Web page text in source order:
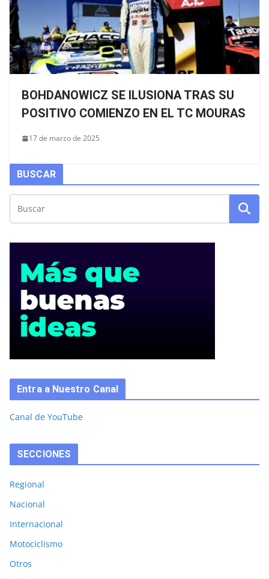
BOHDANOWICZ SE ILUSIONA TRAS SU
POSITIVO COMIENZO EN EL TC MOURAS
17 de marzo de 2025
BUSCAR
Entra a Nuestro Canal
Canal de YouTube
SECCIONES
Regional
Nacional
Internacional
Motociclismo
Otros